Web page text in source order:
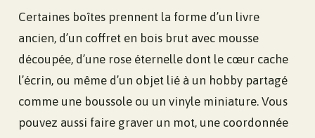
Certaines boîtes prennent la forme d’un livre
ancien, d’un coffret en bois brut avec mousse
découpée, d’une rose éternelle dont le cœur cache
l’écrin, ou même d’un objet lié à un hobby partagé
comme une boussole ou un vinyle miniature. Vous
pouvez aussi faire graver un mot, une coordonnée